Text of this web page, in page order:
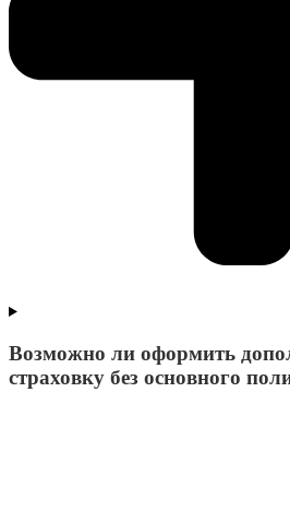
Возможно ли оформить
страховку без основного